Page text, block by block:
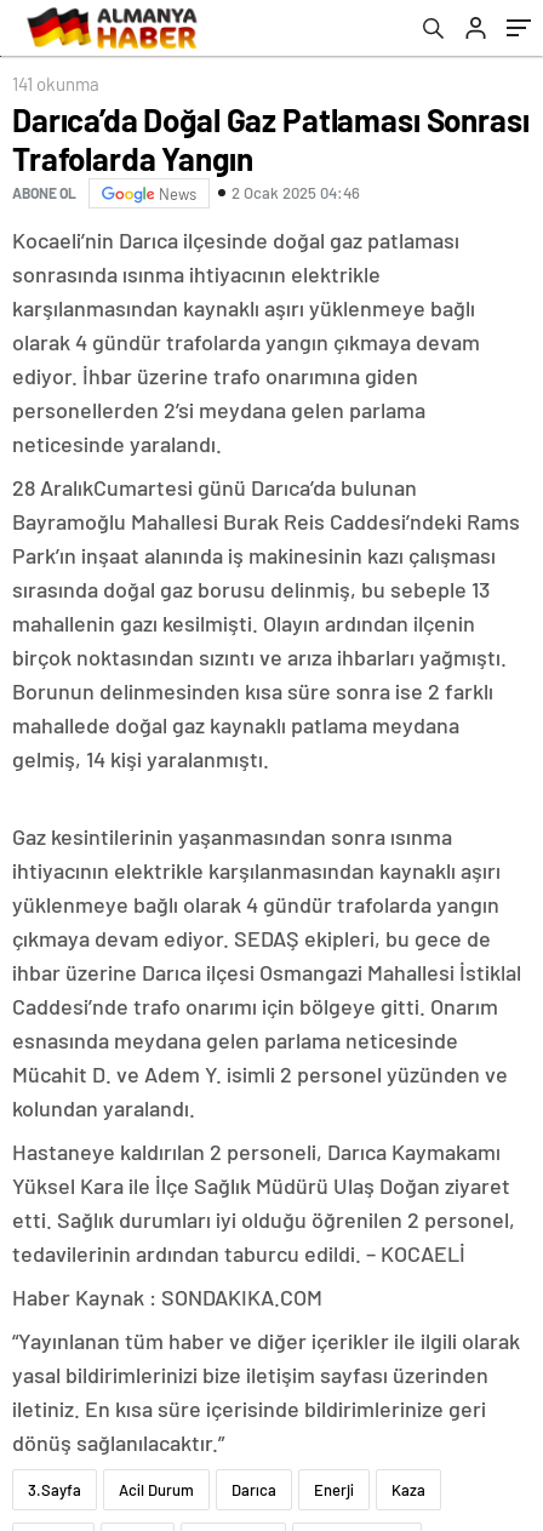
141 okunma
Darıca’da Doğal Gaz Patlaması Sonrası
Trafolarda Yangın
ABONE OL News 2 Ocak 2025 04:46
Kocaeli’nin Darıca ilçesinde doğal gaz patlaması
sonrasında ısınma ihtiyacının elektrikle
karşılanmasından kaynaklı aşırı yüklenmeye bağlı
olarak 4 gündür trafolarda yangın çıkmaya devam
ediyor. İhbar üzerine trafo onarımına giden
personellerden 2’si meydana gelen parlama
neticesinde yaralandı.
28 AralıkCumartesi günü Darıca’da bulunan
Bayramoğlu Mahallesi Burak Reis Caddesi’ndeki Rams
Park’ın inşaat alanında iş makinesinin kazı çalışması
sırasında doğal gaz borusu delinmiş, bu sebeple 13
mahallenin gazı kesilmişti. Olayın ardından ilçenin
birçok noktasından sızıntı ve arıza ihbarları yağmıştı.
Borunun delinmesinden kısa süre sonra ise 2 farklı
mahallede doğal gaz kaynaklı patlama meydana
gelmiş, 14 kişi yaralanmıştı.
Gaz kesintilerinin yaşanmasından sonra ısınma
ihtiyacının elektrikle karşılanmasından kaynaklı aşırı
yüklenmeye bağlı olarak 4 gündür trafolarda yangın
çıkmaya devam ediyor. SEDAŞ ekipleri, bu gece de
ihbar üzerine Darıca ilçesi Osmangazi Mahallesi İstiklal
Caddesi’nde trafo onarımı için bölgeye gitti. Onarım
esnasında meydana gelen parlama neticesinde
Mücahit D. ve Adem Y. isimli 2 personel yüzünden ve
kolundan yaralandı.
Hastaneye kaldırılan 2 personeli, Darıca Kaymakamı
Yüksel Kara ile İlçe Sağlık Müdürü Ulaş Doğan ziyaret
etti. Sağlık durumları iyi olduğu öğrenilen 2 personel,
tedavilerinin ardından taburcu edildi. – KOCAELİ
Haber Kaynak : SONDAKIKA.COM
“Yayınlanan tüm haber ve diğer içerikler ile ilgili olarak
yasal bildirimlerinizi bize iletişim sayfası üzerinden
iletiniz. En kısa süre içerisinde bildirimlerinize geri
dönüş sağlanılacaktır.”
3.Sayfa Acil Durum Darıca Enerji Kaza